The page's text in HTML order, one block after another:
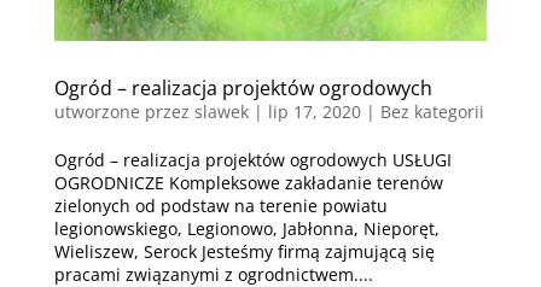
Ogród – realizacja projektów ogrodowych
utworzone przez slawek| lip 17, 2020| Bez kategorii
Ogród – realizacja projektów ogrodowych USŁUGI
OGRODNICZE Kompleksowe zakładanie terenów
zielonych od podstaw na terenie powiatu
legionowskiego, Legionowo, Jabłonna, Nieporęt,
Wieliszew, Serock Jesteśmy firmą zajmującą się
pracami związanymi z ogrodnictwem....